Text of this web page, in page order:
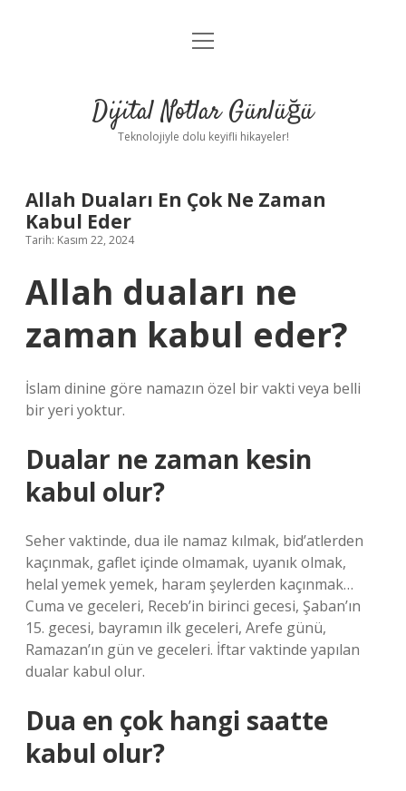
Anasayfa
Yasal Uyarı
menüyü
Dijital Notlar Günlüğü
Teknolojiyle dolu keyifli hikayeler!
Allah Duaları En Çok Ne Zaman
Kabul Eder
Tarih: Kasım 22, 2024
Allah duaları ne
zaman kabul eder?
İslam dinine göre namazın özel bir vakti veya belli
bir yeri yoktur.
Dualar ne zaman kesin
kabul olur?
Seher vaktinde, dua ile namaz kılmak, bid’atlerden
kaçınmak, gaflet içinde olmamak, uyanık olmak,
helal yemek yemek, haram şeylerden kaçınmak…
Cuma ve geceleri, Receb’in birinci gecesi, Şaban’ın
15. gecesi, bayramın ilk geceleri, Arefe günü,
Ramazan’ın gün ve geceleri. İftar vaktinde yapılan
dualar kabul olur.
Dua en çok hangi saatte
kabul olur?